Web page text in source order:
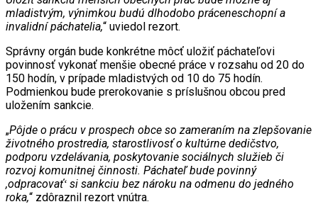
mladistvým, výnimkou budú dlhodobo práceneschopní a
invalidní páchatelia,“ uviedol rezort.
Správny orgán bude konkrétne môcť uložiť páchateľovi
povinnosť vykonať menšie obecné práce v rozsahu od 20 do
150 hodín, v prípade mladistvých od 10 do 75 hodín.
Podmienkou bude prerokovanie s príslušnou obcou pred
uložením sankcie.
„Pôjde o prácu v prospech obce so zameraním na zlepšovanie
životného prostredia, starostlivosť o kultúrne dedičstvo,
podporu vzdelávania, poskytovanie sociálnych služieb či
rozvoj komunitnej činnosti. Páchateľ bude povinný
,odpracovaťʻ si sankciu bez nároku na odmenu do jedného
roka,“ zdôraznil rezort vnútra.